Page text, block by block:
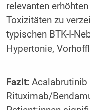
relevanten
Toxizitäten zu
typischen BTK-I-
Hypertonie,
Fazit:Acalabrutinib
Rituximab/